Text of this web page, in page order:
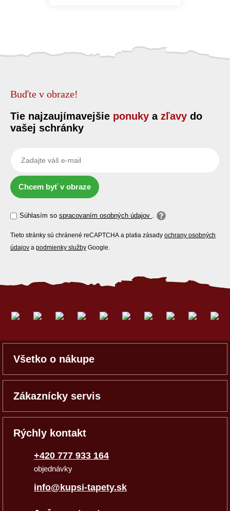
Buďte v obraze!
Tie najzaujímavejšie ponuky a zľavy do
vašej schránky
Chcem byť v obraze
Súhlasím so spracovaním osobných údajov .
Tieto stránky sú chránené reCAPTCHA a platia zásady ochrany osobných
údajov a podmienky služby Google.
Všetko o nákupe
Zákaznícky servis
Rýchly kontakt
+420 777 933 164
objednávky
info@kupsi-tapety.sk